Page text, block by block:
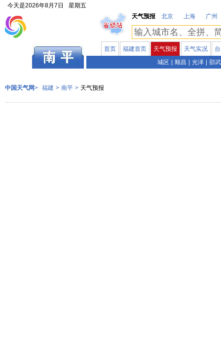
今天是2026年8月7日
星期五
天气预报
北京 上海 广州
首页 福建首页 天气预报 天气实况
城区
顺昌 光泽 邵武
中国天气网> 福建 > 南平 > 天气预报